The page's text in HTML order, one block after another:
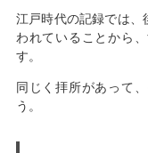
江戸時代の記録では
われていることから
す。
同じく拝所があって
う。